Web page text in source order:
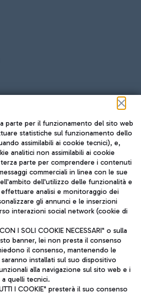
e approfitta della vicinanza
più facile spostarsi
l'aeroporto di Fiumicino da Roma
Trenitalia.
per raggiungere l'aeroporto
JOURNAL
ITA
Società soggetta a direzione e
S.p.A.
parte per il funzionamento del sito web
statistiche sul funzionamento dello
assimilabili ai cookie tecnici), e,
analitici non assimilabili ai cookie
parte per comprendere i contenuti
commerciali in linea con le sue
dell'utilizzo delle funzionalità e
analisi e monitoraggio dei
gli annunci e le inserzioni
interazioni social network (cookie di
I SOLI COOKIE NECESSARI" o sulla
banner, lei non presta il consenso
il consenso, mantenendo le
installati sul suo dispositivo
alla navigazione sul sito web e i
a quelli tecnici.
I COOKIE" presterà il suo consenso